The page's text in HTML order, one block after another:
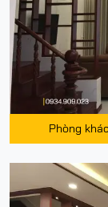
Phòng